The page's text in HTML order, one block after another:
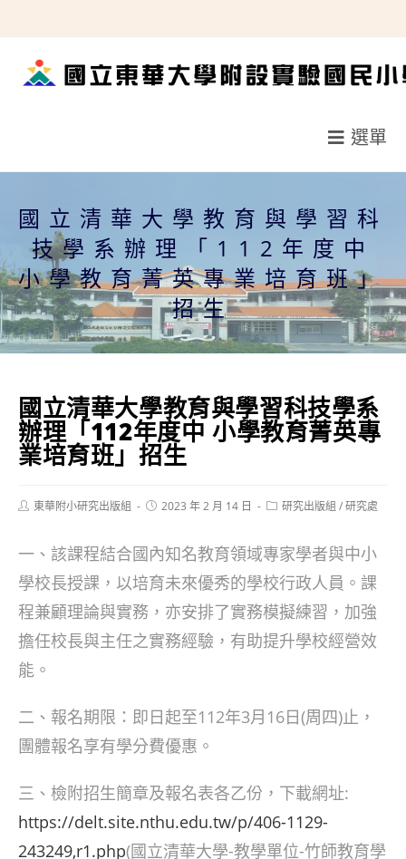
轉
選單
國立清華大學教育與學習科
技學系辦理「112年度中
小學教育菁英專業培育班」
招生
國立清華大學教育與學習科技學系
辦理「112年度中 小學教育菁英專
業培育班」招生
Post東華附小研究出版組
Post2023 年 2 月 14 日
Post研究出版組 /研究處
一、該課程結合國內知名教育領域專家學者與中小
學校長授課，以培育未來優秀的學校行政人員。課
程兼顧理論與實務，亦安排了實務模擬練習，加強
擔任校長與主任之實務經驗，有助提升學校經營效
能。
二、報名期限：即日起至112年3月16日(周四)止，
團體報名享有學分費優惠。
三、檢附招生簡章及報名表各乙份，下載網址:
https://delt.site.nthu.edu.tw/p/406-1129-
243249,r1.php(國立清華大學-教學單位-竹師教育學